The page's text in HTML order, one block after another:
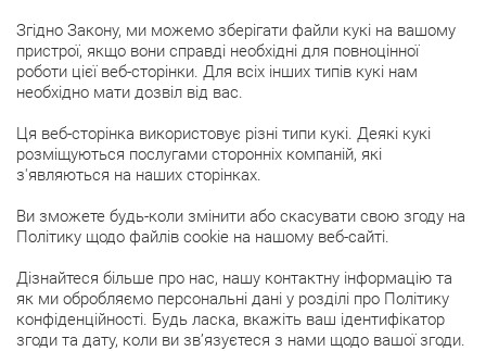
Згідно Закону, ми можемо зберігати файли кукі на вашому
пристрої, якщо вони справді необхідні для повноцінної
роботи цієї веб-сторінки. Для всіх інших типів кукі нам
необхідно мати дозвіл від вас.
Ця веб-сторінка використовує різні типи кукі. Деякі кукі
розміщуються послугами сторонніх компаній, які
з'являються на наших сторінках.
Ви зможете будь-коли змінити або скасувати свою згоду на
Політику щодо файлів cookie на нашому веб-сайті.
Дізнайтеся більше про нас, нашу контактну інформацію та
як ми обробляємо персональні дані у розділі про Політику
конфіденційності. Будь ласка, вкажіть ваш ідентифікатор
згоди та дату, коли ви зв’язуєтеся з нами щодо вашої згоди.